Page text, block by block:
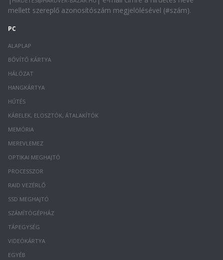
mellett szereplő azonosítószám megjelölésével (#szám).
PC
ALAPLAP
BŐVÍTŐ KÁRTYA
HÁLÓZAT
HANGKÁRTYA
HŰTÉS
KÁBELEK, ELOSZTÓK, ÁTALAKÍTÓK
MEMÓRIA
MEREVLEMEZ
OPTIKAI MEGHAJTÓ
PROCESSZOR
RAID VEZÉRLŐ
SSD MEGHAJTÓ
SZÁMÍTÓGÉPHÁZ
TÁPEGYSÉG
VIDEÓKÁRTYA
EGYÉB